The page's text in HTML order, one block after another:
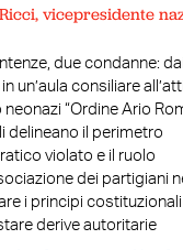
vicepresidente
due condanne:
un’aula consiliare
“Ordine Ario
delineano il perimetro
violato e il ruolo
dei partigiani
i principi costituzionali
derive autoritarie